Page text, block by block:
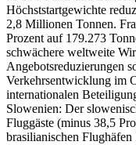
Höchststartgewichte
2,8 Millionen Tonnen.
Prozent auf 179.273
schwächere weltweite
Angebotsreduzierungen
Verkehrsentwicklung im
internationalen
Slowenien: Der
Fluggäste (minus 38,5
brasilianischen